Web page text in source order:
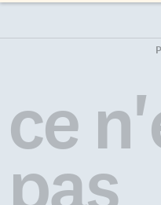
ce
pas